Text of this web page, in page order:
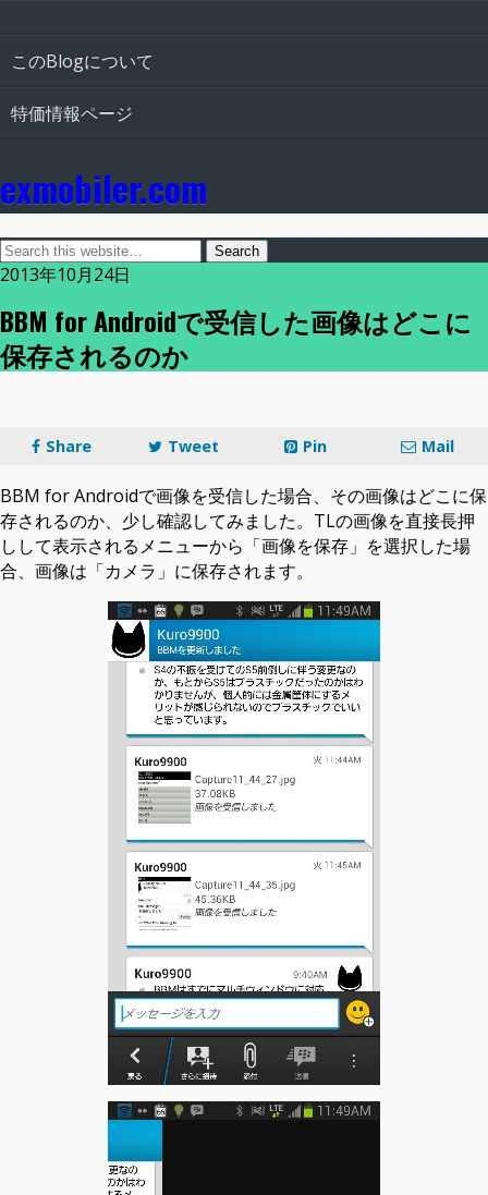
このBlogについて
特価情報ページ
exmobiler.com
2013年10月24日
BBM for Androidで受信した画像はどこに
保存されるのか
Share Tweet Pin Mail
BBM for Androidで画像を受信した場合、その画像はどこに保
存されるのか、少し確認してみました。TLの画像を直接長押
しして表示されるメニューから「画像を保存」を選択した場
合、画像は「カメラ」に保存されます。